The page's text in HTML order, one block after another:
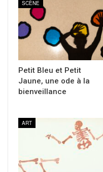
SCÈNE
Petit Bleu et Petit
Jaune, une ode à la
bienveillance
ART